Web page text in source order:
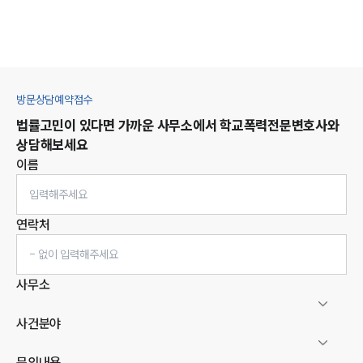
방문상담예약접수
법률고민이 있다면 가까운 사무소에서 학교폭력전문변호사와
상담해보세요
이름
연락처
사무소
사건분야